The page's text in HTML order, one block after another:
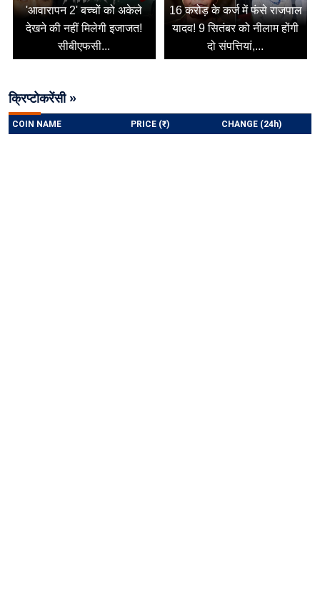
'आवारापन 2' बच्चों को अकेले
देखने की नहीं मिलेगी इजाजत!
सीबीएफसी...
16 करोड़ के कर्ज में फंसे राजपाल
यादव! 9 सितंबर को नीलाम होंगी
दो संपत्तियां,...
क्रिप्टोकरेंसी »